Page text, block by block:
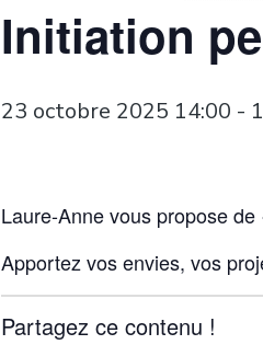
Initiation
23 octobre 2025 14:00 -
Laure-Anne vous propose
Apportez vos envies, vos
Partagez ce contenu !